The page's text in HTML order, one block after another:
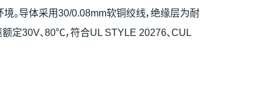
。导体采用30/0.08mm软铜绞线，绝缘层为耐
定30V、80℃，符合UL STYLE 20276、CUL